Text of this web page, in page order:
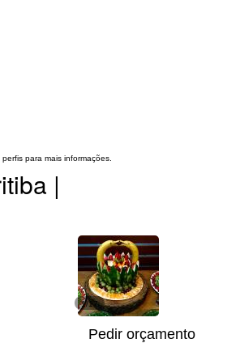
para mais informações.
|
1/17
Pedir orçamento